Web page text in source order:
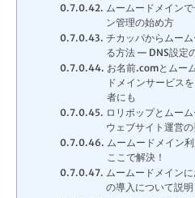
ムームードメイン
ン管理の始め方
チカッパからムー
る方法 — DNS設定
お名前.comとムー
ドメインサービス
者にも
ロリポップとムー
ウェブサイト運営
ムームードメイン
ここで解決！
ムームードメインに
の導入について説明